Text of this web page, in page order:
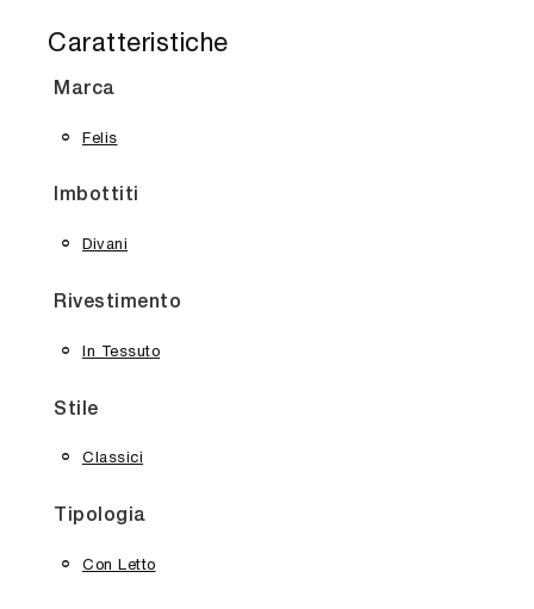
Caratteristiche
Marca
Felis
Imbottiti
Divani
Rivestimento
In Tessuto
Stile
Classici
Tipologia
Con Letto